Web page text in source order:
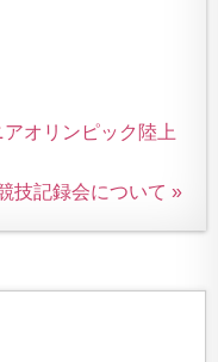
オリンピック陸上
技記録会について »